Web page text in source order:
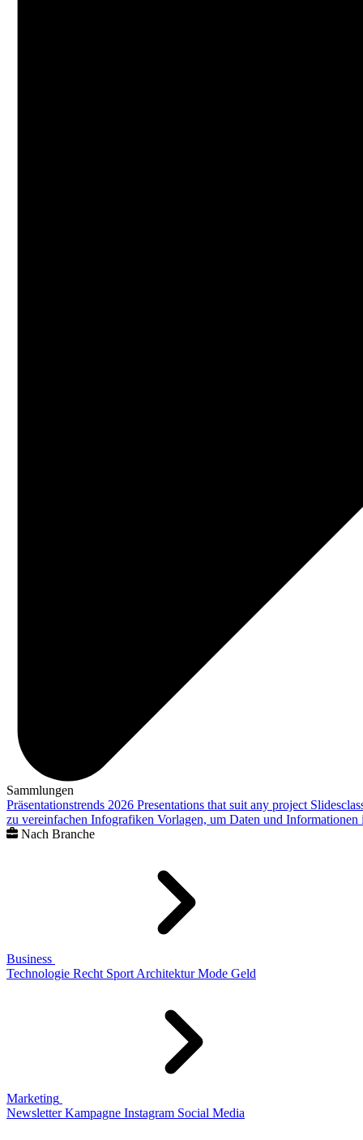
Sammlungen
Präsentationstrends 2026 Presentations that suit any project
zu vereinfachen Infografiken Vorlagen, um Daten und
Nach Branche
Business
Technologie Recht Sport Architektur Mode Geld
Marketing
Newsletter Kampagne Instagram Social Media